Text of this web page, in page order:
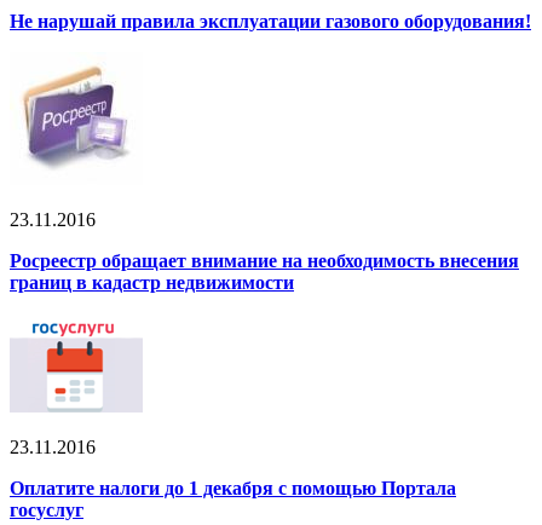
Не нарушай правила эксплуатации газового оборудования!
23.11.2016
Росреестр обращает внимание на необходимость внесения
границ в кадастр недвижимости
23.11.2016
Оплатите налоги до 1 декабря с помощью Портала
госуслуг